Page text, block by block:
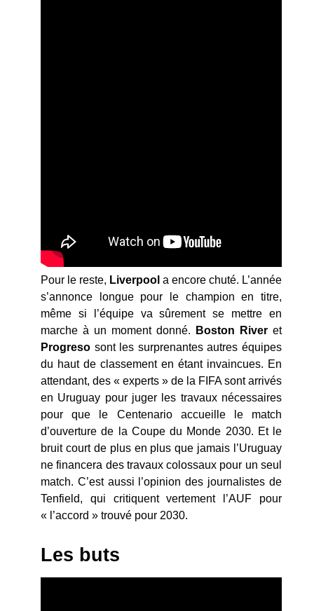
Pour le reste, Liverpool a encore chuté. L’année
s’annonce longue pour le champion en titre,
même si l’équipe va sûrement se mettre en
marche à un moment donné.
Boston River et
Progreso sont les surprenantes autres équipes
du haut de classement en étant invaincues. En
attendant, des « experts » de la FIFA sont arrivés
en Uruguay pour juger les travaux nécessaires
pour que le Centenario accueille le match
d’ouverture de la Coupe du Monde 2030. Et le
bruit court de plus en plus que jamais l’Uruguay
ne financera des travaux colossaux pour un seul
match. C’est aussi l’opinion des journalistes de
Tenfield, qui critiquent vertement l’AUF pour
« l’accord » trouvé pour 2030.
Les buts